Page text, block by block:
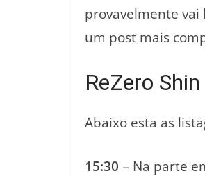
provavelmente vai
um post mais
ReZero
Abaixo esta as
15:30 – Na parte